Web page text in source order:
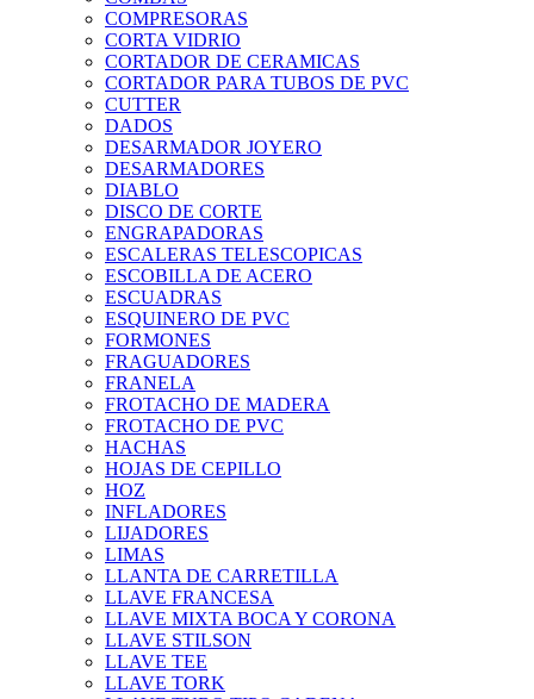
COMPRESORAS
CORTA VIDRIO
CORTADOR DE CERAMICAS
CORTADOR PARA TUBOS DE PVC
CUTTER
DADOS
DESARMADOR JOYERO
DESARMADORES
DIABLO
DISCO DE CORTE
ENGRAPADORAS
ESCALERAS TELESCOPICAS
ESCOBILLA DE ACERO
ESCUADRAS
ESQUINERO DE PVC
FORMONES
FRAGUADORES
FRANELA
FROTACHO DE MADERA
FROTACHO DE PVC
HACHAS
HOJAS DE CEPILLO
HOZ
INFLADORES
LIJADORES
LIMAS
LLANTA DE CARRETILLA
LLAVE FRANCESA
LLAVE MIXTA BOCA Y CORONA
LLAVE STILSON
LLAVE TEE
LLAVE TORK